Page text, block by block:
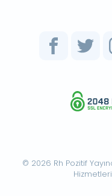
© 2026 Rh Pozitif